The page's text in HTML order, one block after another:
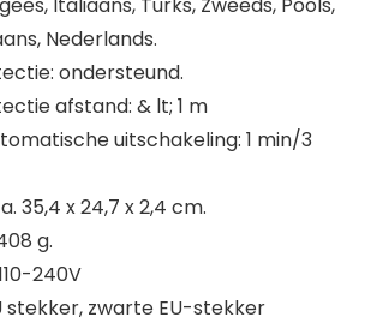
Nederlands.
ondersteund.
afstand: & lt; 1 m
uitschakeling: 1 min/3
35,4 x 24,7 x 2,4 cm.
g.
240V
stekker, zwarte EU-stekker